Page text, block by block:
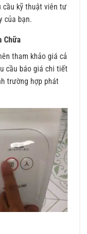
cầu kỹ thuật viên tư
của bạn.
Chữa
tham khảo giá cả
cầu báo giá chi tiết
trường hợp phát